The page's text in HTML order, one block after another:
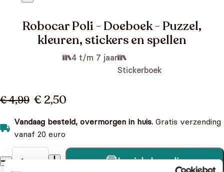
Robocar Poli - Doeboek - Puzzel,
kleuren, stickers en spellen
4 t/m 7 jaar
Stickerboek
€ 4,99 € 2,50
Vandaag besteld, overmorgen in huis. Gratis verzending
vanaf 20 euro
Robocar Poli - Doeboek - Puzzel, kleuren, stickers en
In winkelmandje